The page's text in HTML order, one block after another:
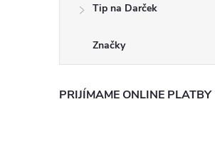
Tip na Darček
Značky
PRIJÍMAME ONLINE PLATBY